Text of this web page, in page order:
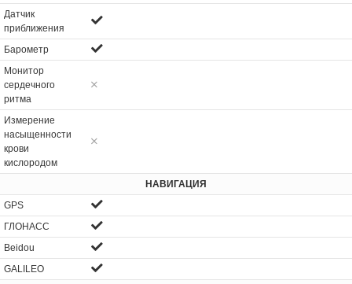
Датчик
приближения
Барометр
Монитор
сердечного
ритма
Измерение
насыщенности
крови
кислородом
НАВИГАЦИЯ
GPS
ГЛОНАСС
Beidou
GALILEO